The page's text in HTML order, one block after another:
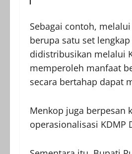
Sebagai contoh,
berupa satu set
didistribusikan melalui
memperoleh manfaat
secara bertahap dapat
Menkop juga berpesan
operasionalisasi KDMP